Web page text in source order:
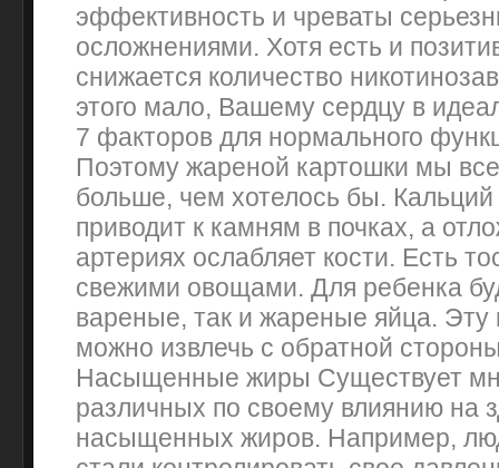
эффективность и чреваты
осложнениями. Хотя есть и
снижается количество
этого мало, Вашему сердцу в
7 факторов для нормального
Поэтому жареной картошки мы
больше, чем хотелось бы.
приводит к камням в почках, а
артериях ослабляет кости. Есть
свежими овощами. Для ребенка
вареные, так и жареные яйца.
можно извлечь с обратной
Насыщенные жиры Существует
различных по своему влиянию на
насыщенных жиров. Например,